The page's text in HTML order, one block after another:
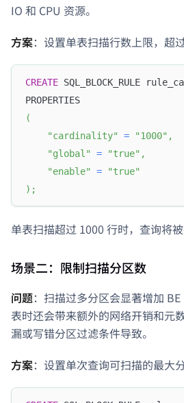
IO 和 CPU 资源。
方案：设置单表扫描行数上限，超
CREATE SQL_BLOCK_RULE
PROPERTIES
(
"cardinality"
= "1000" ,
"global"
= "true" ,
"enable"
=
"true"
) ;
单表扫描超过 1000 行时，查询将被
场景二：限制扫描分区数
问题：扫描过多分区会显著增加
表时还会带来额外的网络开销和元
漏或写错分区过滤条件导致。
方案：设置单次查询可扫描的最大